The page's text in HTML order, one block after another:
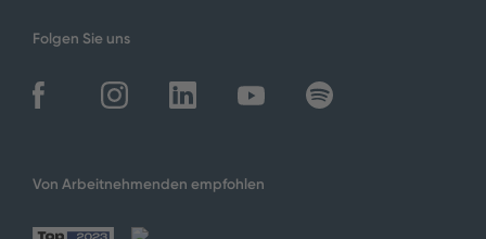
Folgen Sie uns
Von Arbeitnehmenden empfohlen